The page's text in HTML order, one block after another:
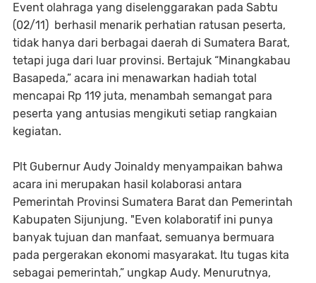
Event olahraga yang diselenggarakan pada Sabtu
(02/11) berhasil menarik perhatian ratusan peserta,
tidak hanya dari berbagai daerah di Sumatera Barat,
tetapi juga dari luar provinsi. Bertajuk “Minangkabau
Basapeda,” acara ini menawarkan hadiah total
mencapai Rp 119 juta, menambah semangat para
peserta yang antusias mengikuti setiap rangkaian
kegiatan.
Plt Gubernur Audy Joinaldy menyampaikan bahwa
acara ini merupakan hasil kolaborasi antara
Pemerintah Provinsi Sumatera Barat dan Pemerintah
Kabupaten Sijunjung. "Even kolaboratif ini punya
banyak tujuan dan manfaat, semuanya bermuara
pada pergerakan ekonomi masyarakat. Itu tugas kita
sebagai pemerintah,” ungkap Audy. Menurutnya,